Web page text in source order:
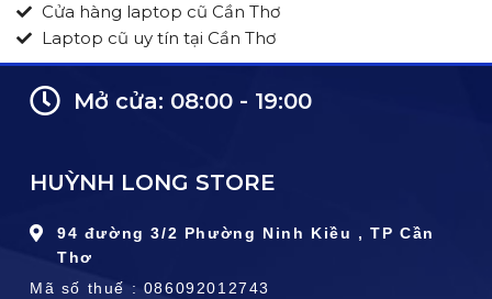
Cửa hàng laptop cũ Cần Thơ
Laptop cũ uy tín tại Cần Thơ
Mở cửa: 08:00 - 19:00
HUỲNH LONG STORE
94 đường 3/2 Phường Ninh Kiều , TP Cần
Thơ
Mã số thuế : 086092012743